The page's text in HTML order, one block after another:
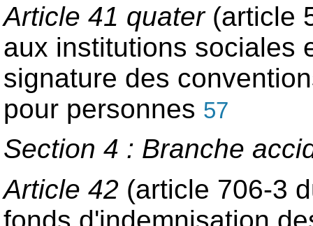
Article 41 quater (article
aux institutions sociales
signature des
pour personnes 57
Section 4 : Branche
Article 42 (article 706-3
fonds d'indemnisation